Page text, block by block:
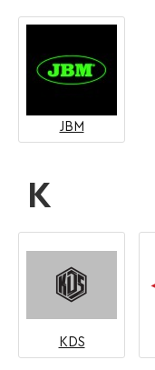
JBM
K
KDS